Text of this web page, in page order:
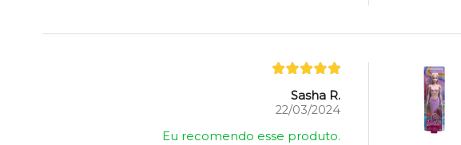
Sasha R.
22/03/2024
Eu recomendo esse produto.